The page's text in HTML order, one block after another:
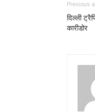
Previous
दिल्ली
कारीडोर